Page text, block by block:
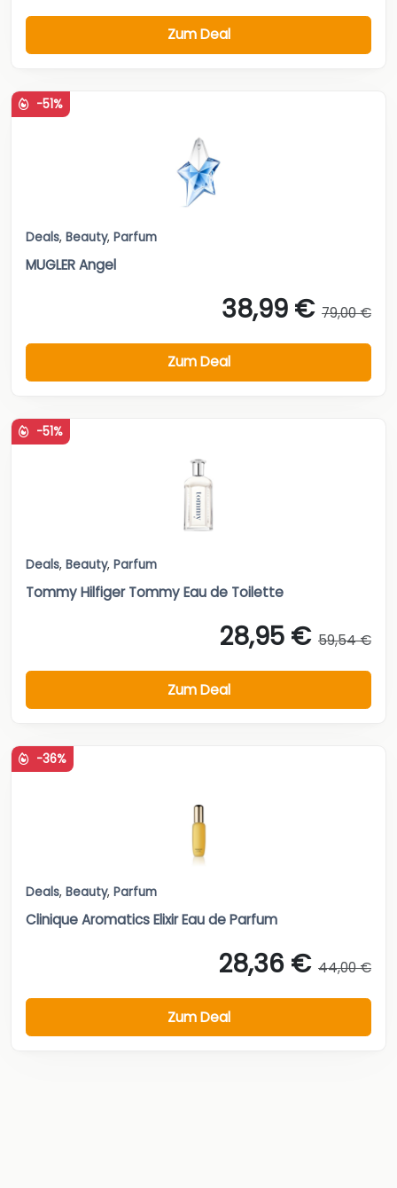
Zum Deal
-51%
Deals, Beauty, Parfum
MUGLER Angel
38,99 € 79,00 €
Zum Deal
-51%
Deals, Beauty, Parfum
Tommy Hilfiger Tommy Eau de Toilette
28,95 € 59,54 €
Zum Deal
-36%
Deals, Beauty, Parfum
Clinique Aromatics Elixir Eau de Parfum
28,36 € 44,00 €
Zum Deal